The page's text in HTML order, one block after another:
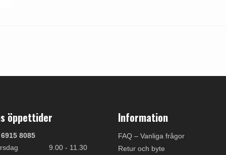
öppettider
8085
9.00 - 11.30
Information
FAQ – Vanliga frågor
Retur och byte